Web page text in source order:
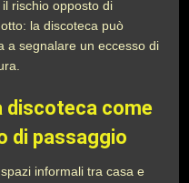
rischio opposto di
la discoteca può
a segnalare un eccesso di
discoteca come
di passaggio
informali tra casa e